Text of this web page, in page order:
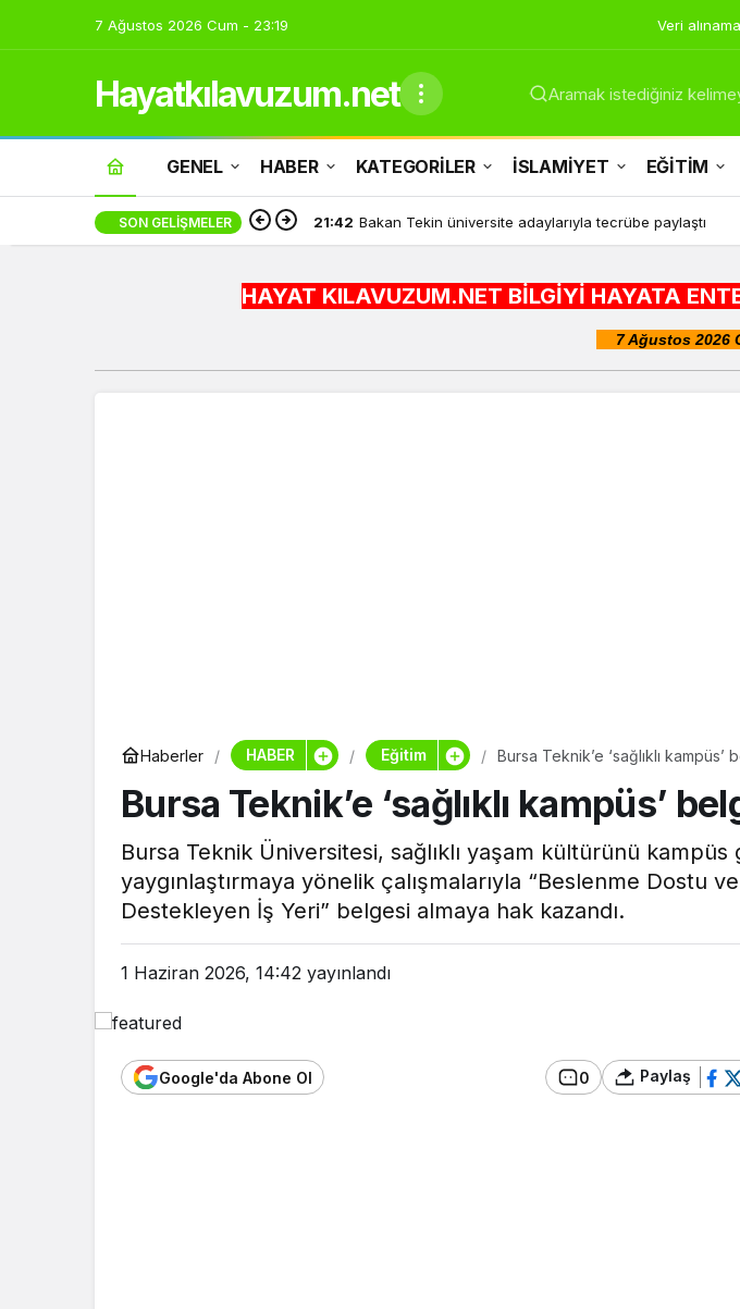
7 Ağustos 2026 Cum - 23:19 Veri
Hayatkılavuzum.net Aramak istediğiniz
GENEL HABER KATEGORİLER İSLAMİYET EĞİTİM
SON GELIŞMELER 21:42 Bakan Tekin üniversite adaylarıyla tecrübe paylaştı
HAYAT KILAVUZUM.NET BİLGİYİ HAYATA
Haberler HABER Eğitim Bursa Teknik’e ‘sağlıklı kampüs’
Bursa Teknik’e ‘sağlıklı kampüs’
Bursa Teknik Üniversitesi, sağlıklı yaşam kültürünü kampüs
yaygınlaştırmaya yönelik çalışmalarıyla “Beslenme Dostu
Destekleyen İş Yeri” belgesi almaya hak kazandı.
1 Haziran 2026, 14:42 yayınlandı
Google'da Abone Ol 0 Paylaş